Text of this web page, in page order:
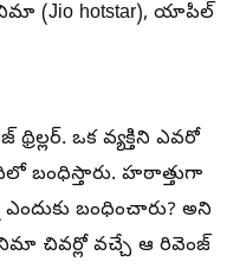
(Jio hotstar), యాపిల్
ఒక వ్యక్తిని ఎవరో
బంధిస్తారు. హఠాత్తుగా
బంధించారు? అని
చివర్లో వచ్చే ఆ రివెంజ్